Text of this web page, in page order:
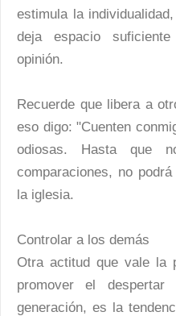
estimula la
deja espacio
opinión.
Recuerde que libera a
eso digo: "Cuenten
odiosas. Hasta que
comparaciones, no
la iglesia.
Controlar a los demás
Otra actitud que vale la
promover el
generación, es la